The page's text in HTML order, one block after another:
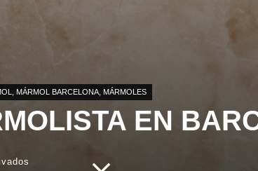
MÁRMOL BARCELONA MÁRMOLES
EN